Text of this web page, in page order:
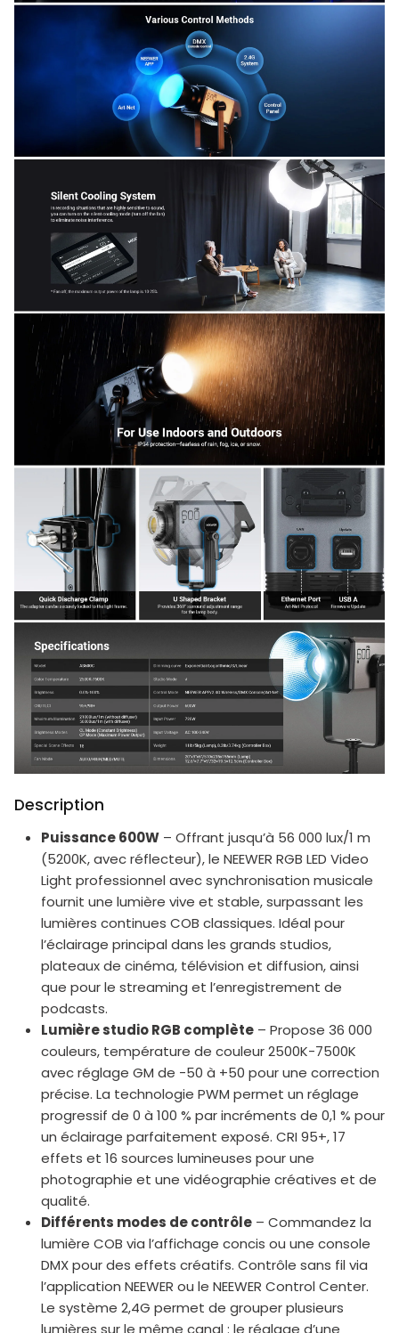
Description
Puissance 600W – Offrant jusqu’à 56 000 lux/1 m
(5200K, avec réflecteur), le NEEWER RGB LED Video
Light professionnel avec synchronisation musicale
fournit une lumière vive et stable, surpassant les
lumières continues COB classiques. Idéal pour
l’éclairage principal dans les grands studios,
plateaux de cinéma, télévision et diffusion, ainsi
que pour le streaming et l’enregistrement de
podcasts.
Lumière studio RGB complète – Propose 36 000
couleurs, température de couleur 2500K-7500K
avec réglage GM de -50 à +50 pour une correction
précise. La technologie PWM permet un réglage
progressif de 0 à 100 % par incréments de 0,1 % pour
un éclairage parfaitement exposé. CRI 95+, 17
effets et 16 sources lumineuses pour une
photographie et une vidéographie créatives et de
qualité.
Différents modes de contrôle – Commandez la
lumière COB via l’affichage concis ou une console
DMX pour des effets créatifs. Contrôle sans fil via
l’application NEEWER ou le NEEWER Control Center.
Le système 2,4G permet de grouper plusieurs
lumières sur le même canal : le réglage d’une